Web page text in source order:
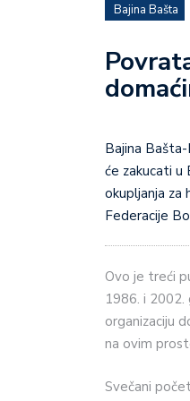
Bajina Bašta
Bajina Bašta-Nakon više od dve decenije čekanja, srce Međuopštinskih omladinskih sportskih igara ponovo
će zakucati
okupljanja za
Federacije
Ovo je treći
1986. i
organizaciju
na ovim
Svečani